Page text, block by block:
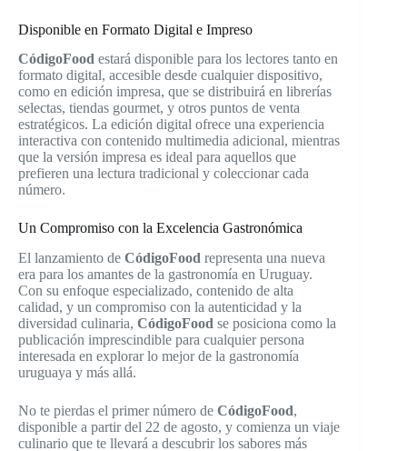
Disponible en Formato Digital e Impreso
CódigoFood estará disponible para los lectores tanto en
formato digital, accesible desde cualquier dispositivo,
como en edición impresa, que se distribuirá en librerías
selectas, tiendas gourmet, y otros puntos de venta
estratégicos. La edición digital ofrece una experiencia
interactiva con contenido multimedia adicional, mientras
que la versión impresa es ideal para aquellos que
prefieren una lectura tradicional y coleccionar cada
número.
Un Compromiso con la Excelencia Gastronómica
El lanzamiento de CódigoFood representa una nueva
era para los amantes de la gastronomía en Uruguay.
Con su enfoque especializado, contenido de alta
calidad, y un compromiso con la autenticidad y la
diversidad culinaria, CódigoFood se posiciona como la
publicación imprescindible para cualquier persona
interesada en explorar lo mejor de la gastronomía
uruguaya y más allá.
No te pierdas el primer número de CódigoFood,
disponible a partir del 22 de agosto, y comienza un viaje
culinario que te llevará a descubrir los sabores más